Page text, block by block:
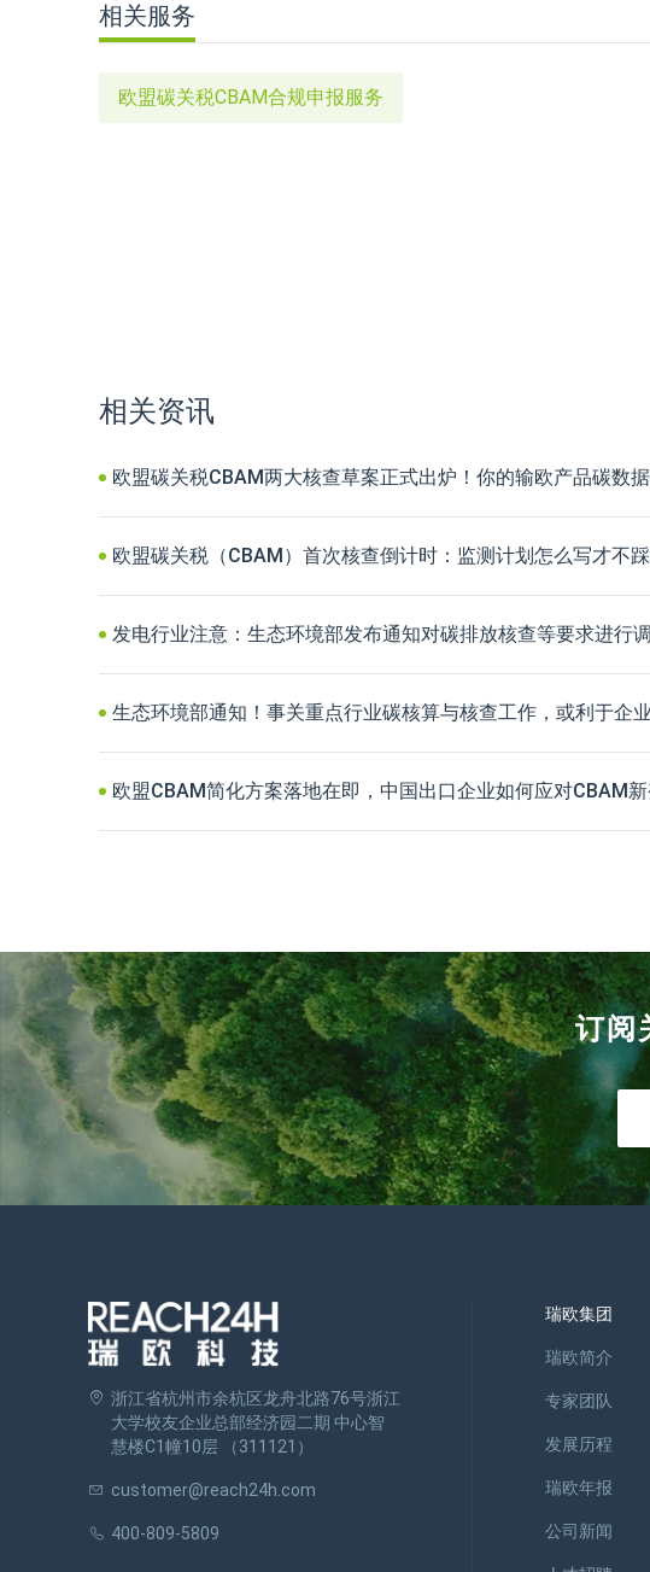
相关服务
欧盟碳关税CBAM合规申报服务
相关资讯
欧盟碳关税CBAM两大核查草案正式出炉！你的输欧产品碳数
欧盟碳关税（CBAM）首次核查倒计时：监测计划怎么写才不踩
发电行业注意：生态环境部发布通知对碳排放核查等要求进行
生态环境部通知！事关重点行业碳核算与核查工作，或利于企
欧盟CBAM简化方案落地在即，中国出口企业如何应对CBAM新
订阅
浙江省杭州市余杭区龙舟北路76号浙江
大学校友企业总部经济园二期 中心智
慧楼C1幢10层 （311121）
customer@reach24h.com
400-809-5809
瑞欧集团
瑞欧简介
专家团队
发展历程
瑞欧年报
公司新闻